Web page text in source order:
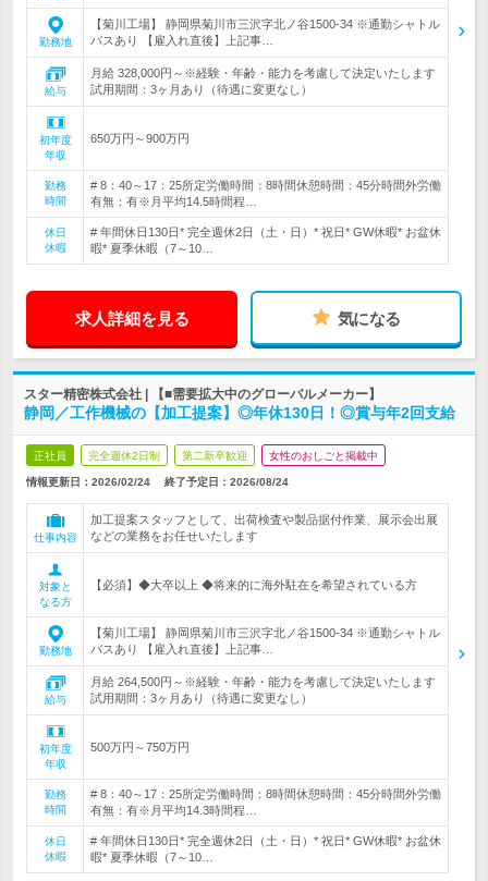
勤務地
【菊川工場】 静岡県菊川市三沢字北ノ谷1500-34 ※通勤シャトル
バスあり 【雇入れ直後】上記事…
給与
月給 328,000円～※経験・年齢・能力を考慮して決定いたします
試用期間：3ヶ月あり（待遇に変更なし）
初年度
年収
650万円～900万円
勤務
時間
# 8：40～17：25所定労働時間：8時間休憩時間：45分時間外労働
有無：有※月平均14.5時間程…
休日
休暇
# 年間休日130日* 完全週休2日（土・日）* 祝日* GW休暇* お盆休
暇* 夏季休暇（7～10…
求人詳細を見る 気になる
スター精密株式会社 | 【■需要拡大中のグローバルメーカー】
静岡／工作機械の【加工提案】◎年休130日！◎賞与年2回支給
正社員 完全週休2日制 第二新卒歓迎 女性のおしごと掲載中
情報更新日：2026/02/24 終了予定日： 2026/08/24
仕事内容
加工提案スタッフとして、出荷検査や製品据付作業、展示会出展
などの業務をお任せいたします
対象と
なる方
【必須】◆大卒以上 ◆将来的に海外駐在を希望されている方
勤務地
【菊川工場】 静岡県菊川市三沢字北ノ谷1500-34 ※通勤シャトル
バスあり 【雇入れ直後】上記事…
給与
月給 264,500円～※経験・年齢・能力を考慮して決定いたします
試用期間：3ヶ月あり（待遇に変更なし）
初年度
年収
500万円～750万円
勤務
時間
# 8：40～17：25所定労働時間：8時間休憩時間：45分時間外労働
有無：有※月平均14.3時間程…
休日
休暇
# 年間休日130日* 完全週休2日（土・日）* 祝日* GW休暇* お盆休
暇* 夏季休暇（7～10…